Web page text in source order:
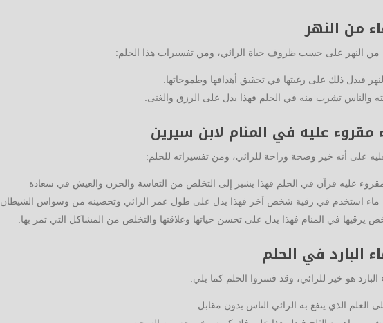
من النهر
النهر على حسب ظروف حياة الرائي، ومن تفسيرات هذا الحلم:
فيدل ذلك على رغبتها في تحقيق أهدافها وطموحاتها.
والناس تشرب منه في الحلم فهذا يدل على الرزق والغنى.
عليه في المنام لابن سيرين
على أنه خير وصحة وراحة للرائي، ومن تفسيراته للحلم:
عليه قرآن في الحلم فهذا يشير إلى التخلص من التعاسة والحزن والعيش في سعادة
استخدم في رقية شخص آخر فهذا يدل على طول عمر الرائي وتحصينه من وسواس الشيطان.
يرقيها في المنام فهذا يدل على تحسن حياتها وعلاقتها والتخلص من المشاكل التي تمر بها.
البارد في الحلم
هو خير للرائي، وقد فسروا الحلم كما يلي:
العلم الذي ينفع به الرائي الناس بدون مقابل.